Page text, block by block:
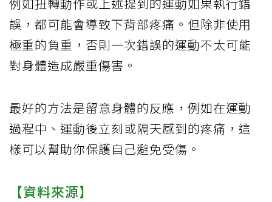
例如扭轉動作或上述提到的運動如果執行錯
誤，都可能會導致下背部疼痛。但除非使用
極重的負重，否則一次錯誤的運動不太可能
對身體造成嚴重傷害。
最好的方法是留意身體的反應，例如在運動
過程中、運動後立刻或隔天感到的疼痛，這
樣可以幫助你保護自己避免受傷。
【資料來源】